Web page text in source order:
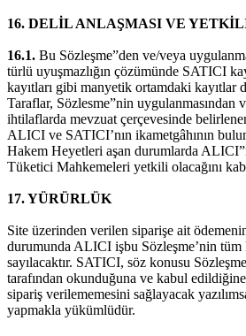
16. DELİL ANLAŞMASI VE
16.1. Bu Sözleşme”den ve/veya
türlü uyuşmazlığın çözümünde SATICI
kayıtları gibi manyetik ortamdaki kayıtlar
Taraflar, Sözlesme”nin uygulanmasından
ihtilaflarda mevzuat çerçevesinde
ALICI ve SATICI’nın ikametgâhının
Hakem Heyetleri aşan durumlarda
Tüketici Mahkemeleri yetkili olacağını
17. YÜRÜRLÜK
Site üzerinden verilen siparişe ait
durumunda ALICI işbu Sözleşme’nin tüm
sayılacaktır. SATICI, söz konusu
tarafından okunduğuna ve kabul
sipariş verilememesini sağlayacak
yapmakla yükümlüdür.